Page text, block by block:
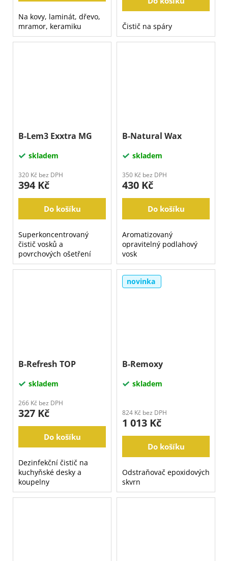
Na kovy, laminát, dřevo,
mramor, keramiku
Čistič na spáry
B-Lem3 Exxtra MG
skladem
320 Kč bez DPH
394 Kč
Do košíku
Superkoncentrovaný
čistič vosků a
povrchových ošetření
B-Natural Wax
skladem
350 Kč bez DPH
430 Kč
Do košíku
Aromatizovaný
opravitelný podlahový
vosk
B-Refresh TOP
skladem
266 Kč bez DPH
327 Kč
Do košíku
Dezinfekční čistič na
kuchyňské desky a
koupelny
novinka
B-Remoxy
skladem
824 Kč bez DPH
1 013 Kč
Do košíku
Odstraňovač epoxidových
skvrn